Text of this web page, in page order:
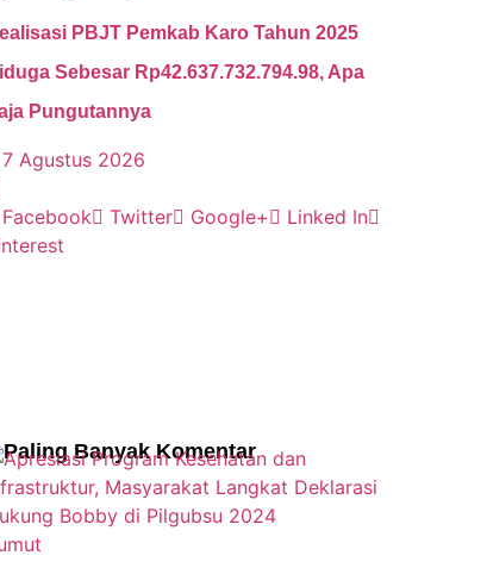
PBJT Pemkab Karo Tahun 2025
Sebesar Rp42.637.732.794.98, Apa
Pungutannya
7 Agustus 2026
Facebook Twitter Google+
Linked In
Paling Banyak Komentar